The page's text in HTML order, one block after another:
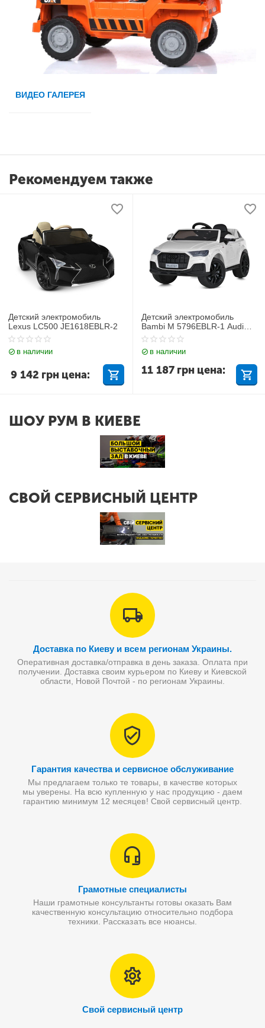
ВИДЕО ГАЛЕРЕЯ
Рекомендуем также
Детский электромобиль
Lexus LC500 JE1618EBLR-2
в наличии
9 142 грн цена:
Детский электромобиль
Bambi M 5796EBLR-1 Audi
Q7
в наличии
11 187 грн цена:
ШОУ РУМ В КИЕВЕ
СВОЙ СЕРВИСНЫЙ ЦЕНТР
Доставка по Киеву и всем регионам Украины.
Оперативная доставка/отправка в день заказа. Оплата при
получении. Доставка своим курьером по Киеву и Киевской
области, Новой Почтой - по регионам Украины.
Гарантия качества и сервисное обслуживание
Мы предлагаем только те товары, в качестве которых
мы уверены. На всю купленную у нас продукцию - даем
гарантию минимум 12 месяцев! Свой сервисный центр.
Грамотные специалисты
Наши грамотные консультанты готовы оказать Вам
качественную консультацию относительно подбора
техники. Рассказать все нюансы.
Свой сервисный центр